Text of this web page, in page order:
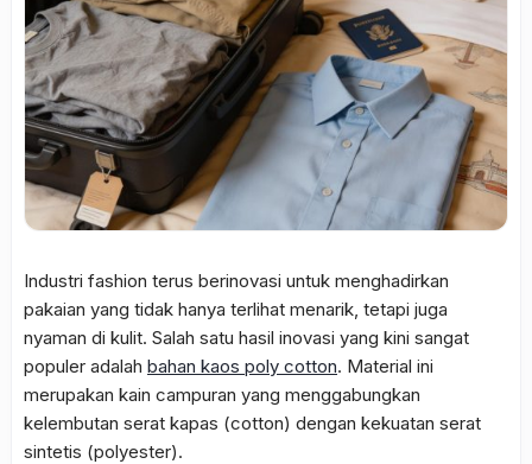
Industri fashion terus berinovasi untuk menghadirkan
pakaian yang tidak hanya terlihat menarik, tetapi juga
nyaman di kulit. Salah satu hasil inovasi yang kini sangat
populer adalah bahan kaos poly cotton. Material ini
merupakan kain campuran yang menggabungkan
kelembutan serat kapas (cotton) dengan kekuatan serat
sintetis (polyester).